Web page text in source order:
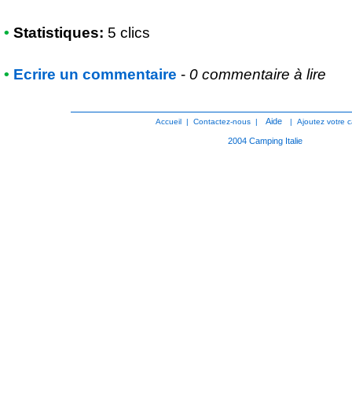
• Statistiques: 5 clics
• Ecrire un commentaire - 0 commentaire à lire
Accueil |Contactez-nous | Aide |Ajoutez votre
2004Camping Italie